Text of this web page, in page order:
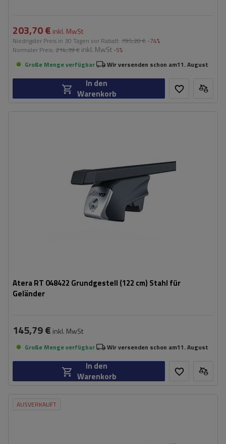
203,70 € inkl. MwSt
Niedrigster Preis in 30 Tagen vor Rabatt: 795,20 € -74%
Normaler Preis: 214,39 € inkl. MwSt -5%
Große Menge verfügbar
Wir versenden schon am11. August
In den
Warenkorb
Atera RT 048422 Grundgestell (122 cm) Stahl für
Geländer
145,79 € inkl. MwSt
Große Menge verfügbar Wir versenden schon am11. August
In den
Warenkorb
AUSVERKAUFT